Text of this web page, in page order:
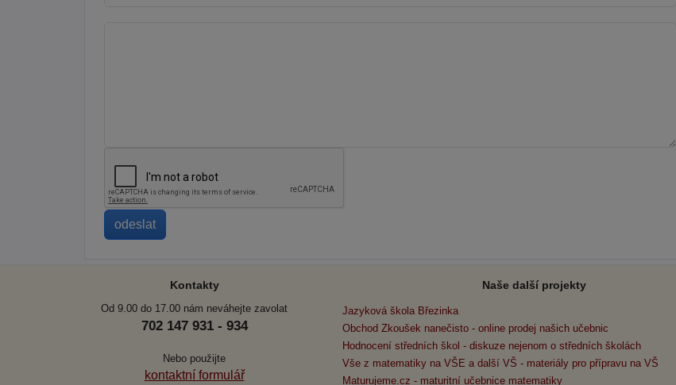
Kontakty
Od 9.00 do 17.00 nám neváhejte zavolat
702 147 931 - 934
Nebo použijte
kontaktní formulář
Naše další projekty
Jazyková škola Březinka
Obchod Zkoušek nanečisto - online prodej našich učebnic
Hodnocení středních škol - diskuze nejenom o středních školách
Vše z matematiky na VŠE a další VŠ - materiály pro přípravu na VŠ
Maturujeme.cz - maturitní učebnice matematiky